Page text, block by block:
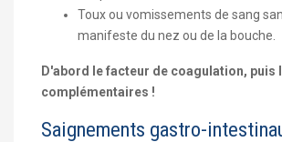
Toux ou vomissements de sang
manifeste du nez ou de la bouche.
D'abord le facteur de coagulation, puis
complémentaires !
Saignements gastro-